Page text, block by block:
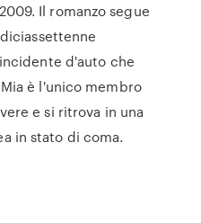
Il romanzo segue
d'auto che
è l'unico membro
e si ritrova in una
in stato di coma.